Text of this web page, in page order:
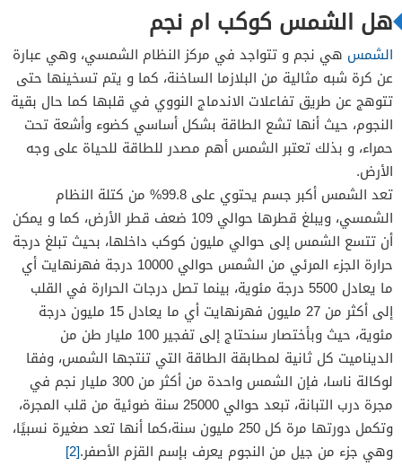
هل الشمس كوكب ام نجم
الشمس هي نجم و تتواجد في مركز النظام الشمسي، وهي عبارة
عن كرة شبه مثالية من البلازما الساخنة، كما و يتم تسخينها حتى
تتوهج عن طريق تفاعلات الاندماج النووي في قلبها كما حال بقية
النجوم، حيث أنها تشع الطاقة بشكل أساسي كضوء وأشعة تحت
حمراء، و بذلك تعتبر الشمس أهم مصدر للطاقة للحياة على وجه
الأرض.
تعد الشمس أكبر جسم يحتوي على 99.8% من كتلة النظام
الشمسي، ويبلغ قطرها حوالي 109 ضعف قطر الأرض، كما و يمكن
أن تتسع الشمس إلى حوالي مليون كوكب داخلها، بحيث تبلغ درجة
حرارة الجزء المرئي من الشمس حوالي 10000 درجة فهرنهايت أي
ما يعادل 5500 درجة مئوية، بينما تصل درجات الحرارة في القلب
إلى أكثر من 27 مليون فهرنهايت أي ما يعادل 15 مليون درجة
مئوية، حيث وبأختصار سنحتاج إلى تفجير 100 مليار طن من
الديناميت كل ثانية لمطابقة الطاقة التي تنتجها الشمس، وفقا
لوكالة ناسا، فإن الشمس واحدة من أكثر من 300 مليار نجم في
مجرة ​​درب التبانة، تبعد حوالي 25000 سنة ضوئية من قلب المجرة،
وتكمل دورتها مرة كل 250 مليون سنة،كما أنها تعد صغيرة نسبيًا،
وهي جزء من جيل من النجوم يعرف بإسم القزم الأصفر.[2]